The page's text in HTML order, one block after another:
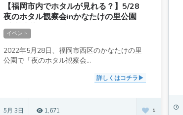
【福岡市内でホタルが見れる？】5/28
夜のホタル観察会inかなたけの里公園
[事前申込で5/11まで]
イベント
2022年5月28日、福岡市西区のかなたけの里
公園で「夜のホタル観察会...
詳しくはコチラ
5月 3日 1,671 1